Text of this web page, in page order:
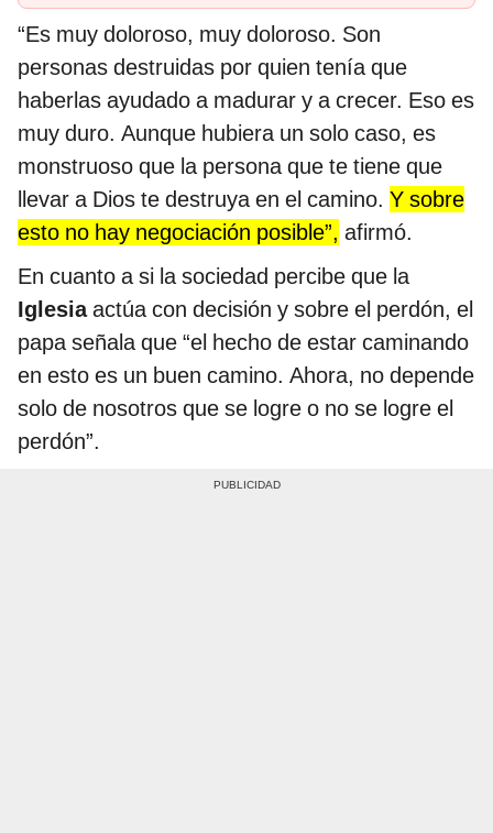
“Es muy doloroso, muy doloroso. Son
personas destruidas por quien tenía que
haberlas ayudado a madurar y a crecer. Eso es
muy duro. Aunque hubiera un solo caso, es
monstruoso que la persona que te tiene que
llevar a Dios te destruya en el camino. Y sobre
esto no hay negociación posible”, afirmó.
En cuanto a si la sociedad percibe que la
Iglesiaactúa con decisión y sobre el perdón, el
papa señala que “el hecho de estar caminando
en esto es un buen camino. Ahora, no depende
solo de nosotros que se logre o no se logre el
perdón”.